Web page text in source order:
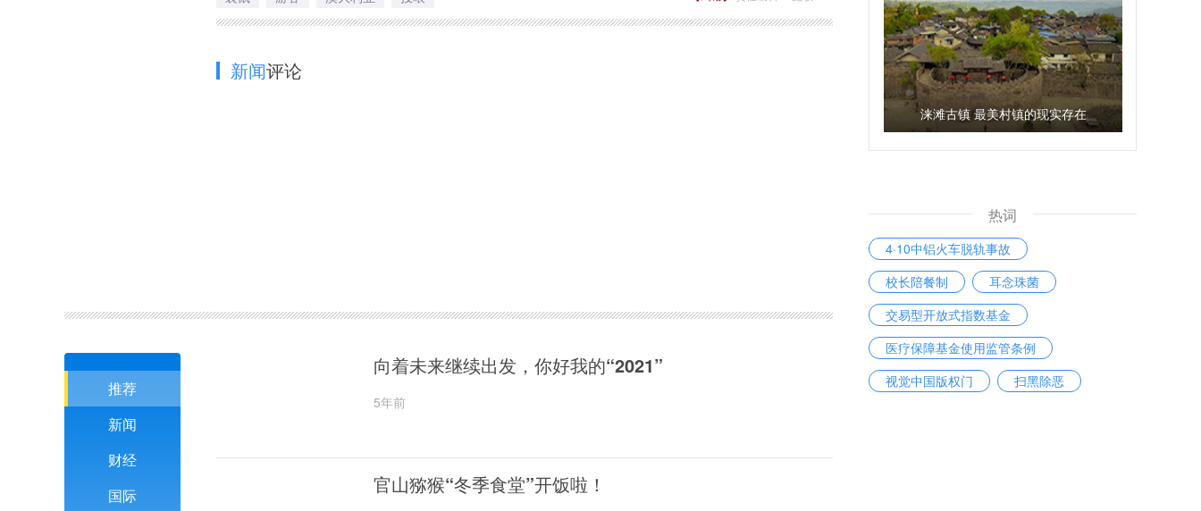
新闻评论
推荐
新闻
财经
国际
向着未来继续出发，你好我的“2021”
5年前
官山猕猴“冬季食堂”开饭啦！
涞滩古镇 最美村镇的现实存在
热词
4·10中铝火车脱轨事故
校长陪餐制
耳念珠菌
交易型开放式指数基金
医疗保障基金使用监管条例
视觉中国版权门
扫黑除恶